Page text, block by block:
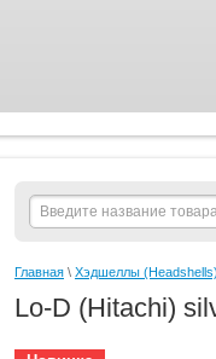
Главная \ Хэдшеллы (Headshells)
Lo-D (Hitachi)